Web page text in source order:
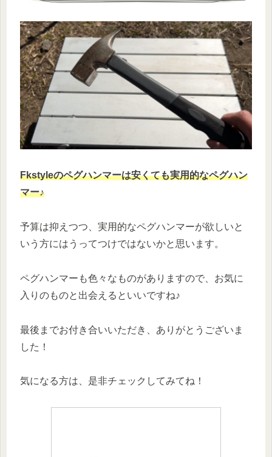
Fkstyleのペグハンマーは安くても実用的なペグハン
マー♪
予算は抑えつつ、実用的なペグハンマーが欲しいと
いう方にはうってつけではないかと思います。
ペグハンマーも色々なものがありますので、お気に
入りのものと出会えるといいですね♪
最後までお付き合いいただき、ありがとうございま
した！
気になる方は、是非チェックしてみてね！